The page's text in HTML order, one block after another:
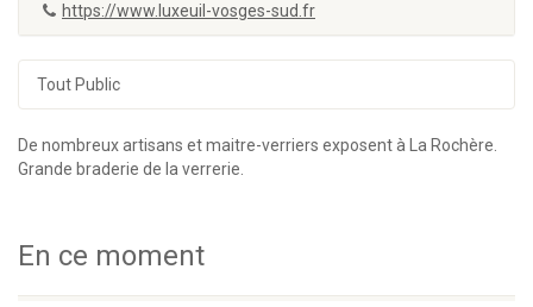
https://www.luxeuil-vosges-sud.fr
Tout Public
De nombreux artisans et maitre-verriers exposent à La Rochère.
Grande braderie de la verrerie.
En ce moment